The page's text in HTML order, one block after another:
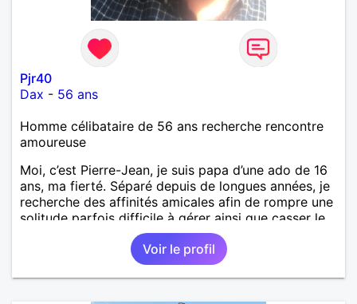
Pjr40
Dax - 56 ans
Homme célibataire de 56 ans recherche rencontre
amoureuse
Moi, c’est Pierre-Jean, je suis papa d’une ado de 16
ans, ma fierté. Séparé depuis de longues années, je
recherche des affinités amicales afin de rompre une
solitude parfois difficile à gérer ainsi que casser le
vague à l’âme. L’amitié reste extrêmement
importante à mes yeux mais peut se décliner en des
sentiments plus puissants. « Le temps fera son
œuvre » disait Arthur Schopenhauer, philosophe
Voir le profil